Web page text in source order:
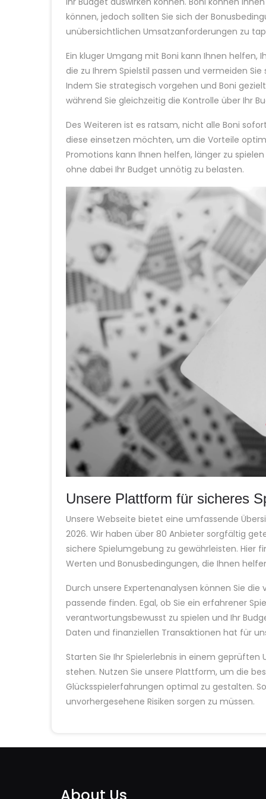
können, jedoch sollten Sie sich der
unübersichtlichen Umsatzanforderungen zu
Ein kluger Umgang mit Boni kann Ihnen helfen,
die zu Ihrem Spielstil passen und vermeiden
Indem Sie strategisch vorgehen und Boni
während Sie gleichzeitig die Kontrolle über Ihr
Des Weiteren ist es ratsam, nicht alle Boni
diese einsetzen möchten, um die Vorteile
Promotions kann Ihnen helfen, länger zu
ohne dabei Ihr Budget unnötig zu belasten.
Unsere Plattform für sicheres
Unsere Webseite bietet eine umfassende
2026. Wir haben über 80 Anbieter sorgfältig
sichere Spielumgebung zu gewährleisten. Hier
Werten und Bonusbedingungen, die Ihnen
Durch unsere Expertenanalysen können Sie
passende finden. Egal, ob Sie ein erfahrener
verantwortungsbewusst zu spielen und Ihr
Daten und finanziellen Transaktionen hat für
Starten Sie Ihr Spielerlebnis in einem
stehen. Nutzen Sie unsere Plattform, um die
Glücksspielerfahrungen optimal zu gestalten.
unvorhergesehene Risiken sorgen zu müssen.